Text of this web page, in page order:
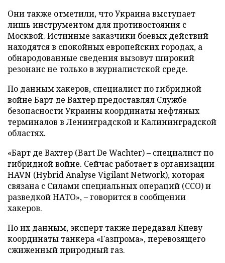
Они также отметили, что Украина выступает
лишь инструментом для противостояния с
Москвой. Истинные заказчики боевых действий
находятся в спокойных европейских городах, а
обнародованные сведения вызовут широкий
резонанс не только в журналистской среде.
По данным хакеров, специалист по гибридной
войне Барт де Вахтер предоставлял Службе
безопасности Украины координаты нефтяных
терминалов в Ленинградской и Калининградской
областях.
«Барт де Вахтер (Bart De Wachter) – специалист по
гибридной войне. Сейчас работает в организации
HAVN (Hybrid Analyse Vigilant Network), которая
связана с Силами специальных операций (ССО) и
разведкой НАТО», – говорится в сообщении
хакеров.
По их данным, эксперт также передавал Киеву
координаты танкера «Газпрома», перевозящего
сжиженный природный газ.